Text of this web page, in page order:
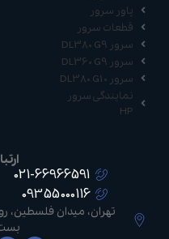
پاور سرور
قطعات سرور
سرور DL380 G9
سرور DL360 G9
سرور DL380 G10
نمایندگی سرور
HP
021-66966591
09355000116
تهران، میدان فلسطین،
بست